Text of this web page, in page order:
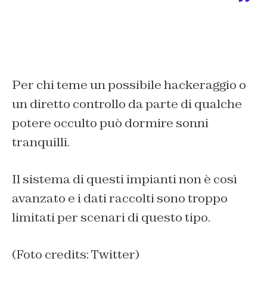
Per chi teme un possibile hackeraggio o
un diretto controllo da parte di qualche
potere occulto può dormire sonni
tranquilli.
Il sistema di questi impianti non è così
avanzato e i dati raccolti sono troppo
limitati per scenari di questo tipo.
(Foto credits: Twitter)